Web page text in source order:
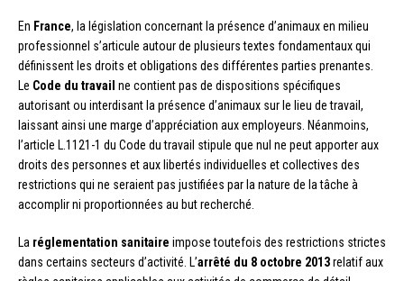
En France, la législation concernant la présence d’animaux en milieu
professionnel s’articule autour de plusieurs textes fondamentaux qui
définissent les droits et obligations des différentes parties prenantes.
Le Code du travail ne contient pas de dispositions spécifiques
autorisant ou interdisant la présence d’animaux sur le lieu de travail,
laissant ainsi une marge d’appréciation aux employeurs. Néanmoins,
l’article L.1121-1 du Code du travail stipule que nul ne peut apporter aux
droits des personnes et aux libertés individuelles et collectives des
restrictions qui ne seraient pas justifiées par la nature de la tâche à
accomplir ni proportionnées au but recherché.
La réglementation sanitaire impose toutefois des restrictions strictes
dans certains secteurs d’activité. L’arrêté du 8 octobre 2013relatif aux